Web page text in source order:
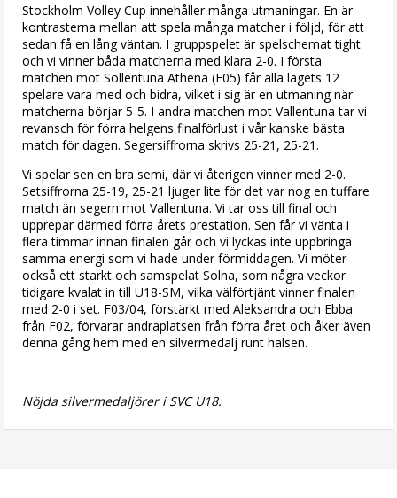
Stockholm Volley Cup innehåller många utmaningar. En är
kontrasterna mellan att spela många matcher i följd, för att
sedan få en lång väntan. I gruppspelet är spelschemat tight
och vi vinner båda matcherna med klara 2-0. I första
matchen mot Sollentuna Athena (F05) får alla lagets 12
spelare vara med och bidra, vilket i sig är en utmaning när
matcherna börjar 5-5. I andra matchen mot Vallentuna tar vi
revansch för förra helgens finalförlust i vår kanske bästa
match för dagen. Segersiffrorna skrivs 25-21, 25-21.
Vi spelar sen en bra semi, där vi återigen vinner med 2-0.
Setsiffrorna 25-19, 25-21 ljuger lite för det var nog en tuffare
match än segern mot Vallentuna. Vi tar oss till final och
upprepar därmed förra årets prestation. Sen får vi vänta i
flera timmar innan finalen går och vi lyckas inte uppbringa
samma energi som vi hade under förmiddagen. Vi möter
också ett starkt och samspelat Solna, som några veckor
tidigare kvalat in till U18-SM, vilka välförtjänt vinner finalen
med 2-0 i set. F03/04, förstärkt med Aleksandra och Ebba
från F02, förvarar andraplatsen från förra året och åker även
denna gång hem med en silvermedalj runt halsen.
Nöjda silvermedaljörer i SVC U18.